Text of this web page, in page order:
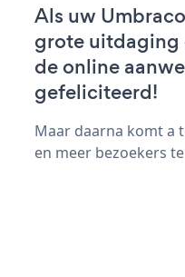
Als uw
grote uitdaging
de online
gefeliciteerd!
Maar daarna komt a
en meer bezoekers